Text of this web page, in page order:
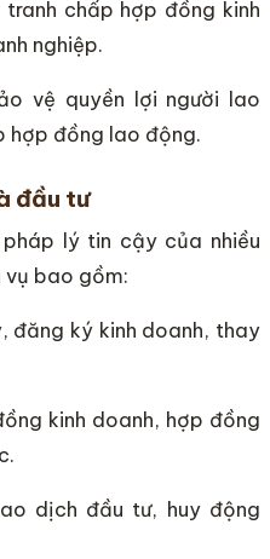
chấp hợp đồng kinh
nghiệp.
vệ quyền lợi người lao
hợp đồng lao động.
đầu tư
lý tin cậy của nhiều
vụ bao gồm:
đăng ký kinh doanh, thay
kinh doanh, hợp đồng
dịch đầu tư, huy động